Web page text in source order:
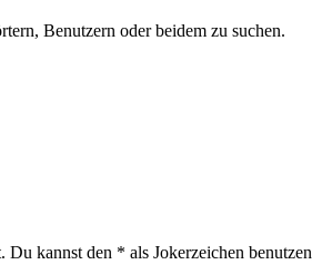
Benutzern oder beidem zu suchen.
kannst den * als Jokerzeichen